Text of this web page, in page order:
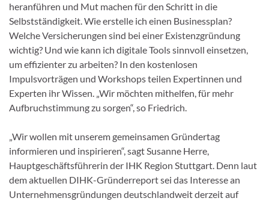
heranführen und Mut machen für den Schritt in die
Selbstständigkeit. Wie erstelle ich einen Businessplan?
Welche Versicherungen sind bei einer Existenzgründung
wichtig? Und wie kann ich digitale Tools sinnvoll einsetzen,
um effizienter zu arbeiten? In den kostenlosen
Impulsvorträgen und Workshops teilen Expertinnen und
Experten ihr Wissen. „Wir möchten mithelfen, für mehr
Aufbruchstimmung zu sorgen“, so Friedrich.
„Wir wollen mit unserem gemeinsamen Gründertag
informieren und inspirieren“, sagt Susanne Herre,
Hauptgeschäftsführerin der IHK Region Stuttgart. Denn laut
dem aktuellen DIHK-Gründerreport sei das Interesse an
Unternehmensgründungen deutschlandweit derzeit auf